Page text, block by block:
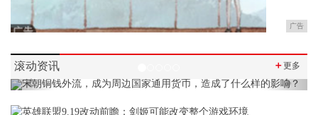
广告
滚动资讯 ＋更多
Previous Next